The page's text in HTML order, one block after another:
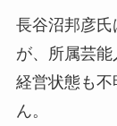
長谷沼邦彦
が、所属芸能
経営状態も
ん。